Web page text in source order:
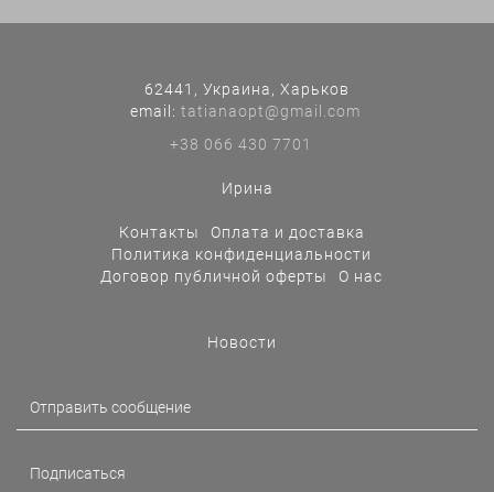
62441, Украина, Харьков
еmail: tatianaopt@gmail.com
+38 066 430 7701
Ирина
Контакты
Оплата и доставка
Политика конфиденциальности
Договор публичной оферты
О нас
Новости